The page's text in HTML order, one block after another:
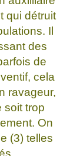
qui détruit
Il
des
de
cela
ravageur,
soit trop
On
(3) telles